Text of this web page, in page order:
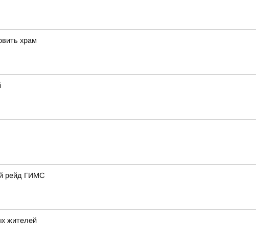
храм
рейд ГИМС
жителей